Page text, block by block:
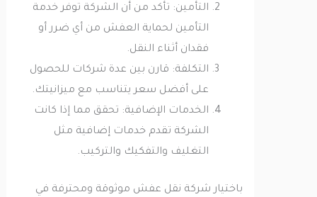
التأمين: تأكد من أن الشركة توفر خدمة
التأمين لحماية العفش من أي ضرر أو
فقدان أثناء النقل.
التكلفة: قارن بين عدة شركات للحصول
على أفضل سعر يتناسب مع ميزانيتك.
الخدمات الإضافية: تحقق مما إذا كانت
الشركة تقدم خدمات إضافية مثل
التغليف والتفكيك والتركيب.
باختيار شركة نقل عفش موثوقة ومحترفة في